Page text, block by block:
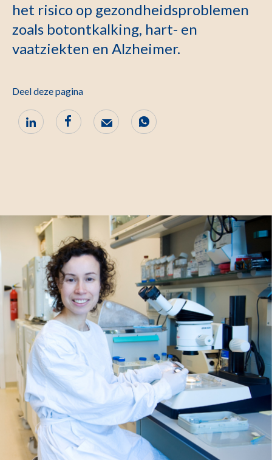
het risico op gezondheidsproblemen
zoals botontkalking, hart- en
vaatziekten en Alzheimer.
Deel deze pagina